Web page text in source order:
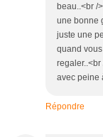
beau..<br /
une bonne
juste une
quand
regaler..<br
avec peine
Répondre